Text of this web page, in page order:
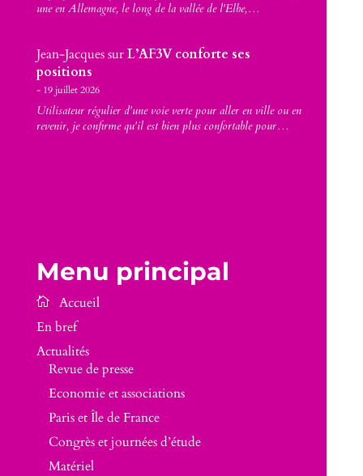
une en Allemagne, le long de la vallée de l'Elbe,…
Jean-JacquessurL’AF3V conforte ses
positions
19 juillet 2026
Utilisateur régulier d'une voie verte pour aller en ville ou en
revenir, je confirme qu'il est bien plus confortable pour…
Menu principal
En bref
Actualités
Revue de presse
Economie et associations
Paris et Île de France
Congrès et journées d’étude
Matériel